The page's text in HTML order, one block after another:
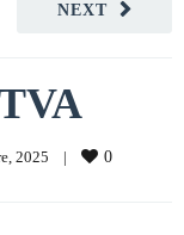
NEXT
2025 | 0